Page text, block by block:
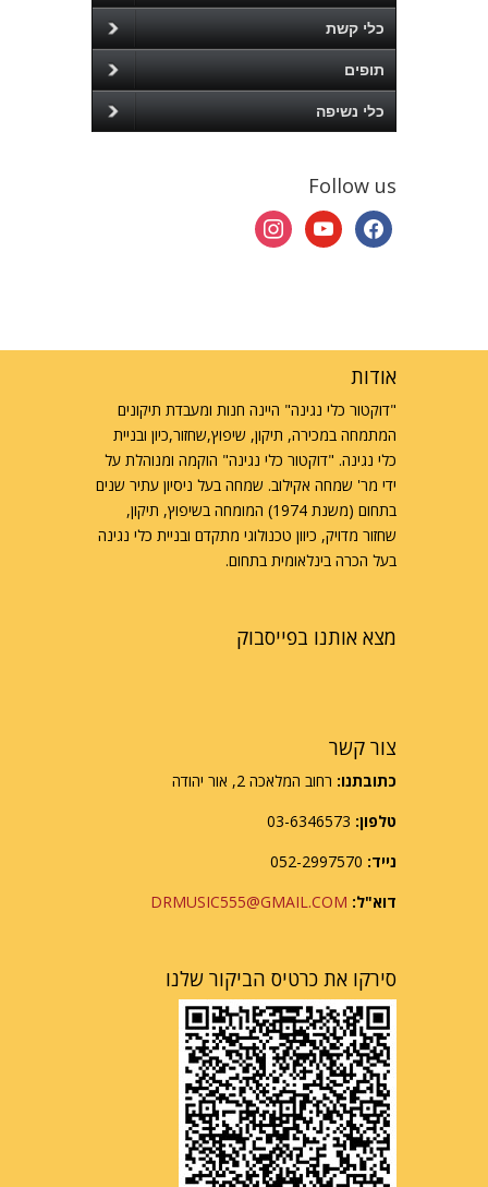
כלי קשת
תופים
כלי נשיפה
Follow us
facebook
youtube
instagram
אודות
"דוקטור כלי נגינה" היינה חנות ומעבדת תיקונים
המתמחה במכירה, תיקון, שיפוץ,שחזור,כיון ובניית
כלי נגינה. "דוקטור כלי נגינה" הוקמה ומנוהלת על
ידי מר' שמחה אקילוב. שמחה בעל ניסיון עתיר שנים
בתחום (משנת 1974) המומחה בשיפוץ, תיקון,
שחזור מדויק, כיוון טכנולוגי מתקדם ובניית כלי נגינה
בעל הכרה בינלאומית בתחום.
מצא אותנו בפייסבוק
צור קשר
כתובתנו: רחוב המלאכה 2, אור יהודה
טלפון:
נייד:
דוא"ל: DRMUSIC555@GMAIL.COM
סירקו את כרטיס הביקור שלנו